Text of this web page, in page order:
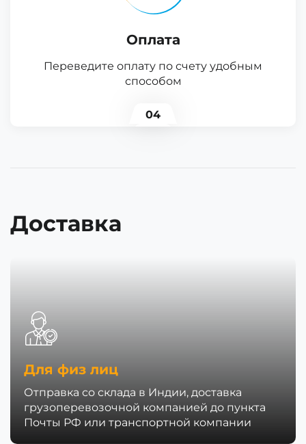
Оплата
Переведите оплату по счету удобным
способом
04
Доставка
Для физ лиц
Отправка со склада в Индии, доставка
грузоперевозочной компанией до пункта
Почты РФ или транспортной компании